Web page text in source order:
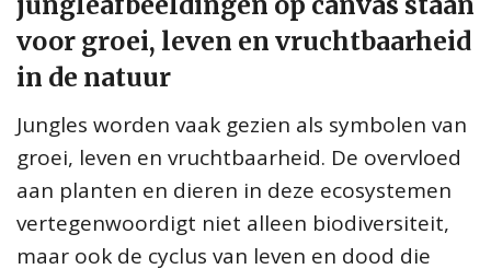
voor groei, leven en vruchtbaarheid
in de natuur
Jungles worden vaak gezien als symbolen van
groei, leven en vruchtbaarheid. De overvloed
aan planten en dieren in deze ecosystemen
vertegenwoordigt niet alleen biodiversiteit,
maar ook de cyclus van leven en dood die